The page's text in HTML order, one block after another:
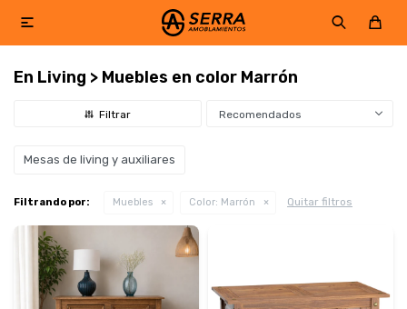

En Living > Muebles en color Marrón
Recomendados
Mesas de living y auxiliares
Filtrando por: Muebles Color: Marrón Quitar filtros